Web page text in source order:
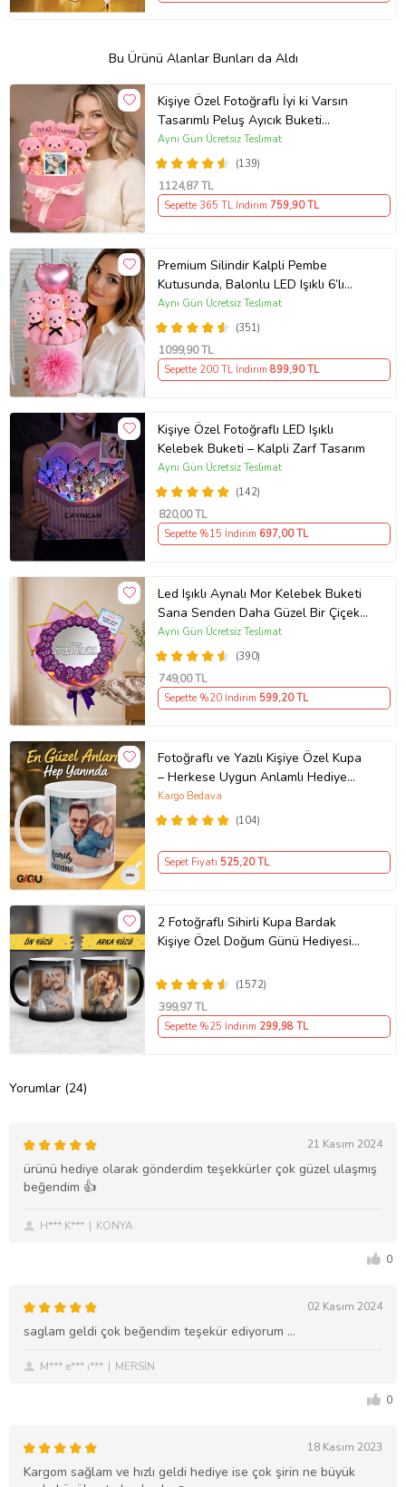
Bu Ürünü Alanlar Bunları da Aldı
Kişiye Özel Fotoğraflı İyi ki Varsın
Tasarımlı Peluş Ayıcık Buketi
(Pembe)
(139)
Aynı Gün Ücretsiz Teslimat
1124,87 TL
Sepette 365 TL İndirim 759,90 TL
Premium Silindir Kalpli Pembe
Kutusunda, Balonlu LED Işıklı 6’lı
Pembe Ayıcık Buketi Arkadaşa
Sevgiliye Hediye
(351)
Aynı Gün Ücretsiz Teslimat
1099,90 TL
Sepette 200 TL İndirim 899,90 TL
Kişiye Özel Fotoğraflı LED Işıklı
Kelebek Buketi – Kalpli Zarf Tasarım
(142)
Aynı Gün Ücretsiz Teslimat
820,00 TL
Sepette %15 İndirim 697,00 TL
Led Işıklı Aynalı Mor Kelebek Buketi
Sana Senden Daha Güzel Bir Çiçek
Bulamadım Ayna Buket Sevgiliye
Hediye
(390)
Aynı Gün Ücretsiz Teslimat
749,00 TL
Sepette %20 İndirim 599,20 TL
Fotoğraflı ve Yazılı Kişiye Özel Kupa
– Herkese Uygun Anlamlı Hediye
Porselen Baskılı Kupa (Beyaz)
(104)
Kargo Bedava
Sepet Fiyatı 525,20 TL
2 Fotoğraflı Sihirli Kupa Bardak
Kişiye Özel Doğum Günü Hediyesi
Ablaya Abiye Kız Erkek Kardeşe
Arkadaşa Resimli Günü Yıl Dönümü
Hediyesi
(1572)
399,97 TL
Sepette %25 İndirim 299,98 TL
Yorumlar (24)
21 Kasım 2024
ürünü hediye olarak gönderdim teşekkürler çok güzel ulaşmış
beğendim 👍
H*** K*** KONYA
0
02 Kasım 2024
saglam geldi çok beğendim teşekür ediyorum ...
M*** e*** ı*** MERSİN
0
18 Kasım 2023
Kargom sağlam ve hızlı geldi hediye ise çok şirin ne büyük